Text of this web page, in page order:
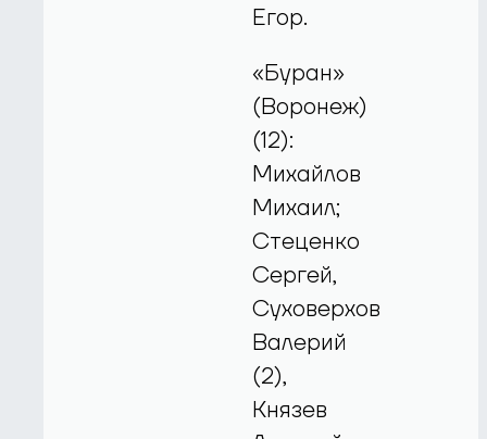
Егор.
«Буран»
(Воронеж)
(12):
Михайлов
Михаил;
Стеценко
Сергей,
Суховерхов
Валерий
(2),
Князев